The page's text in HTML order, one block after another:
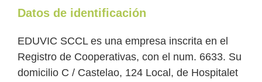
Datos de identificación
EDUVIC SCCL es una empresa inscrita en el
Registro de Cooperativas, con el num. 6633. Su
domicilio C / Castelao, 124 Local, de Hospitalet